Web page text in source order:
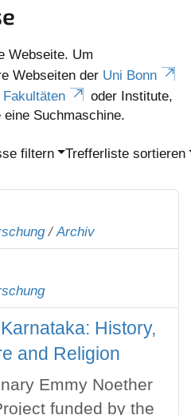
Webseite. Um
Webseiten der Uni Bonn
Fakultäten
oder Institute,
Suchmaschine.
filtern Trefferliste sortieren
/ Archiv
History,
and Religion
Emmy Noether
funded by the